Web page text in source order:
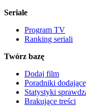
Seriale
Program TV
Ranking seriali
Twórz bazę
Dodaj film
Poradniki
Statystyki
Brakujące treści